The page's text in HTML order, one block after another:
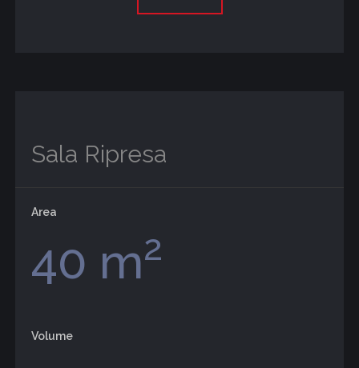
Sala Ripresa
Area
40 m2
Volume